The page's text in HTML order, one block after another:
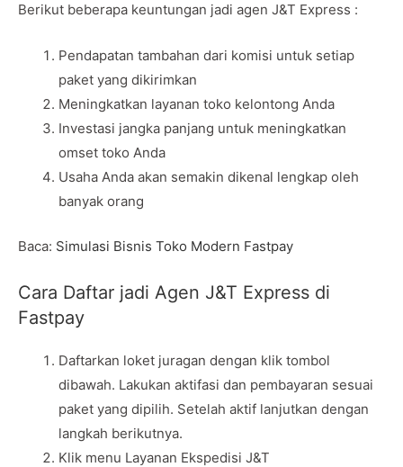
Berikut beberapa keuntungan jadi agen J&T Express :
Pendapatan tambahan dari komisi untuk setiap
paket yang dikirimkan
Meningkatkan layanan toko kelontong Anda
Investasi jangka panjang untuk meningkatkan
omset toko Anda
Usaha Anda akan semakin dikenal lengkap oleh
banyak orang
Baca: Simulasi Bisnis Toko Modern Fastpay
Cara Daftar jadi Agen J&T Express di
Fastpay
Daftarkan loket juragan dengan klik tombol
dibawah. Lakukan aktifasi dan pembayaran sesuai
paket yang dipilih. Setelah aktif lanjutkan dengan
langkah berikutnya.
Klik menu Layanan Ekspedisi J&T